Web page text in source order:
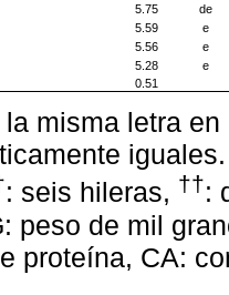
5.75
de
5.59
e
5.56
e
5.28
e
0.51
misma letra
: seis hileras, ††:
peso de mil
proteína, CA: